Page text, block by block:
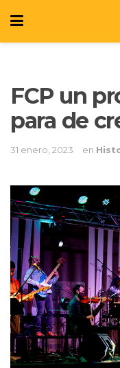
FCP un
para de
31 enero, 2023 en